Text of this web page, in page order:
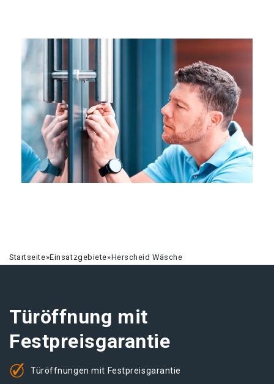
Startseite»Einsatzgebiete»Herscheid Wäsche
Türöffnung mit
Festpreisgarantie
Türöffnungen mit Festpreisgarantie